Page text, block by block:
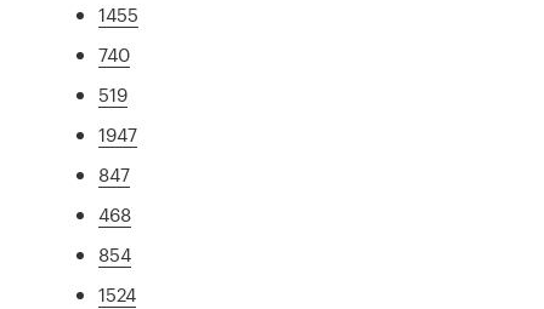
1455
740
519
1947
847
468
854
1524